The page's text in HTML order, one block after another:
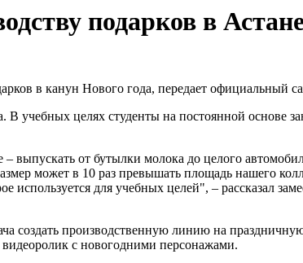
подарков в
в канун Нового года, передает официальный
учебных целях студенты на постоянной основе
от бутылки молока до целого
может в 10 раз превышать площадь нашего
для учебных целей", – рассказал
создать производственную линию на
с новогодними персонажами.